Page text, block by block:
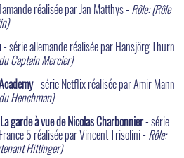
réalisée par Jan Matthys - Rôle: (Rôle
- série allemande réalisée par Hansjörg Thurn
Captain Mercier)
- série Netflix réalisée par Amir Mann
Henchman)
garde à vue de Nicolas Charbonnier- série
5 réalisée par Vincent Trisolini - Rôle:
Hittinger)